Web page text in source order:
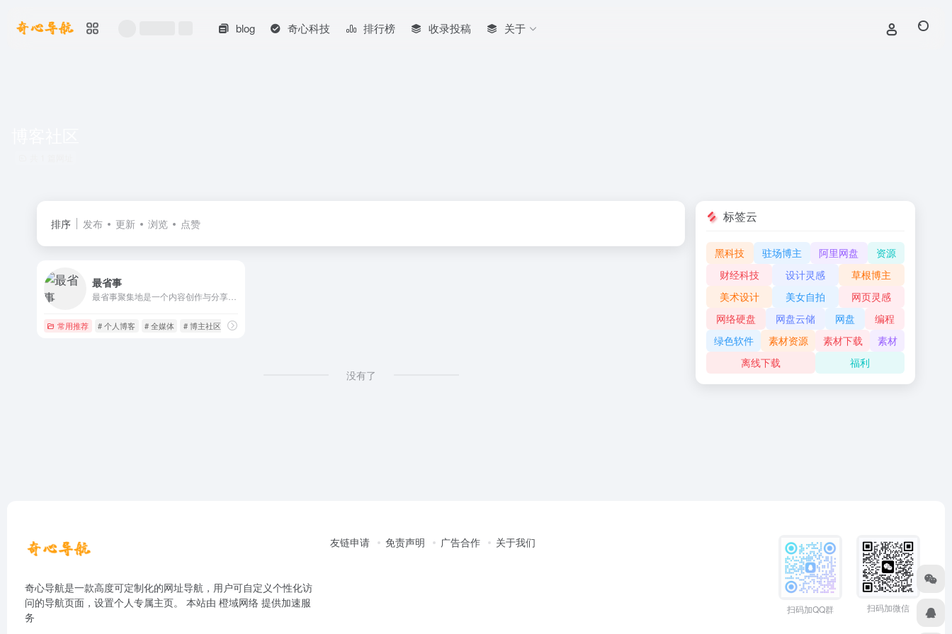
blog 奇心科技 排行榜 收录投稿 关于
排序 发布 更新 浏览 点赞
最省事
常用推荐 # 个人博客 # 全媒体 # 博主社区
没有了
标签云
黑科技 驻场博主 阿里网盘
资源
财经科技
设计灵感
草根博主
美术设计
美女自拍
网页灵感
网络硬盘
网盘云储 网盘
编程
绿色软件
素材资源 素材下载
素材
离线下载
福利
奇心导航是一款高度可定制化的网址导航，用户可自定义个性化访
问的导航页面，设置个人专属主页。 本站由 橙域网络 提供加速服
务
友链申请 免责声明 广告合作 关于我们
扫码加QQ群 扫码加微信